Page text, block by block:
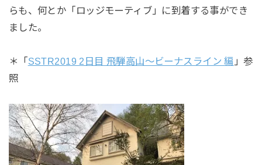
らも、何とか「ロッジモーティブ」に到着する事ができ
ました。
＊「SSTR2019 2日目 飛騨高山～ビーナスライン 編 」参
照